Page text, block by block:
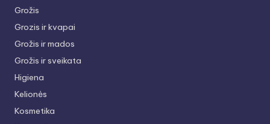
Grožis
Grozis ir kvapai
Grožis ir mados
Grožis ir sveikata
Higiena
Kelionės
Kosmetika